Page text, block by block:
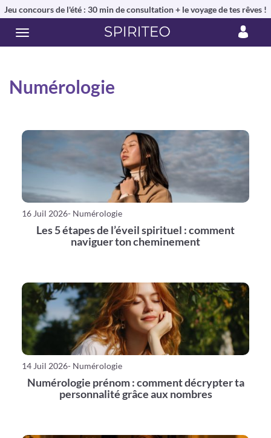
Jeu concours de l'été : 30 min de consultation + le voyage de tes rêves !
Numérologie
16 Juil 2026- Numérologie
Les 5 étapes de l’éveil spirituel : comment
naviguer ton cheminement
14 Juil 2026- Numérologie
Numérologie prénom : comment décrypter ta
personnalité grâce aux nombres